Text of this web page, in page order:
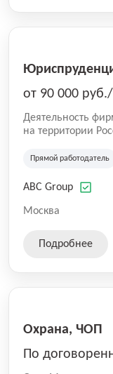
от 90 000
Деятельность
на территории
культуре и
Прямой работодатель
ABC Group
Москва
Подробнее
Охрана, ЧОП
По